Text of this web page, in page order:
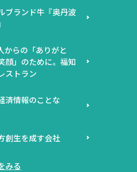
ブランド牛『奥丹波
からの「ありがと
顔」のために。福知
ストラン
済情報のことな
創生を成す会社
みる